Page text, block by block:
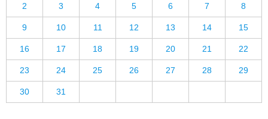
2 3 4 5 6 7 8
9 10 11 12 13 14 15
16 17 18 19 20 21 22
23 24 25 26 27 28 29
30 31